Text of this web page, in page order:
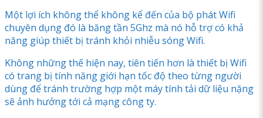
Một lợi ích không thể không kể đến của bộ phát Wifi
chuyên dụng đó là băng tần 5Ghz mà nó hỗ trợ có khả
năng giúp thiết bị tránh khỏi nhiễu sóng Wifi.
Không những thế hiện nay, tiên tiến hơn là thiết bị Wifi
có trang bị tính năng giới hạn tốc độ theo từng người
dùng để tránh trường hợp một máy tính tải dữ liệu nặng
sẽ ảnh hưởng tới cả mạng công ty.